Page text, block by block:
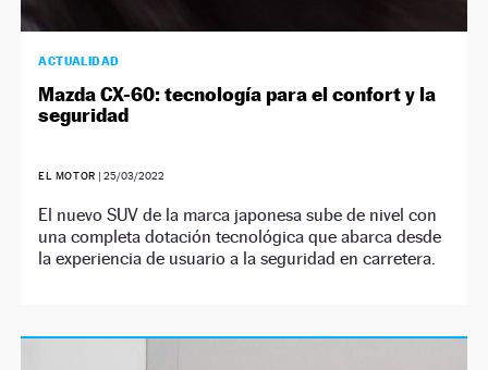
ACTUALIDAD
Mazda CX-60: tecnología para el confort y la
seguridad
EL MOTOR |25/03/2022
El nuevo SUV de la marca japonesa sube de nivel con
una completa dotación tecnológica que abarca desde
la experiencia de usuario a la seguridad en carretera.